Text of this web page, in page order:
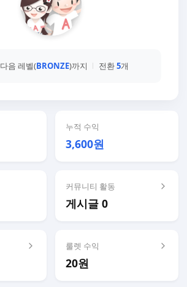
다음 레벨(BRONZE)까지 전환5개
누적 수익
3,600원
커뮤니티 활동
게시글 0
룰렛 수익
20원